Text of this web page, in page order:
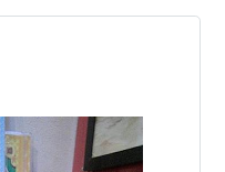
て、注文の品が到着し
択）、チキンロリポ
らチキンスープが来